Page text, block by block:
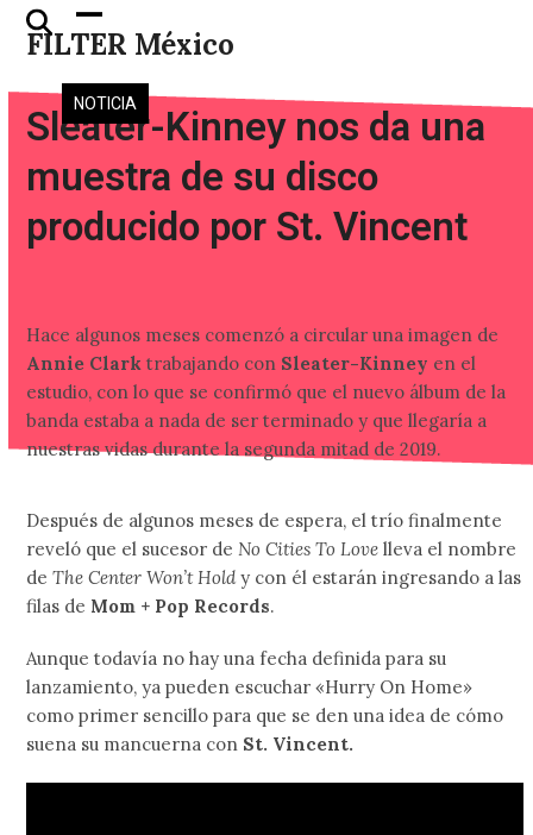
Skip
FILTER México
Open
mobile
menu
Close
mobile
menu
NOTICIA
Sleater-Kinney nos da una
muestra de su disco
producido por St. Vincent
Hace algunos meses comenzó a circular una imagen de
Annie Clarktrabajando con Sleater-Kinney en el
estudio, con lo que se confirmó que el nuevo álbum de la
banda estaba a nada de ser terminado y que llegaría a
nuestras vidas durante la segunda mitad de 2019.
Después de algunos meses de espera, el trío finalmente
reveló que el sucesor deNo Cities To Love lleva el nombre
deThe Center Won’t Holdy con él estarán ingresando a las
filas de Mom + Pop Records.
Aunque todavía no hay una fecha definida para su
lanzamiento, ya pueden escuchar «Hurry On Home»
como primer sencillo para que se den una idea de cómo
suena su mancuerna con St. Vincent.